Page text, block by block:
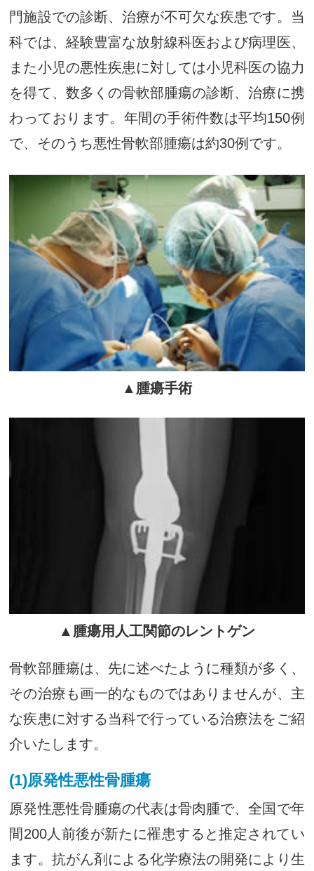
門施設での診断、治療が不可欠な疾患です。当
科では、経験豊富な放射線科医および病理医、
また小児の悪性疾患に対しては小児科医の協力
を得て、数多くの骨軟部腫瘍の診断、治療に携
わっております。年間の手術件数は平均150例
で、そのうち悪性骨軟部腫瘍は約30例です。
▲腫瘍手術
▲腫瘍用人工関節のレントゲン
骨軟部腫瘍は、先に述べたように種類が多く、
その治療も画一的なものではありませんが、主
な疾患に対する当科で行っている治療法をご紹
介いたします。
(1)原発性悪性骨腫瘍
原発性悪性骨腫瘍の代表は骨肉腫で、全国で年
間200人前後が新たに罹患すると推定されてい
ます。抗がん剤による化学療法の開発により生